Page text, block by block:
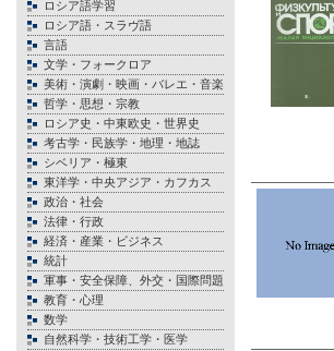
ロシア語学習
ロシア語・スラヴ語
言語
文学・フォークロア
美術・演劇・映画・バレエ・音楽
哲学・思想・宗教
ロシア史・中東欧史・世界史
考古学・民族学・地理・地誌
シベリア・極東
東洋学・中央アジア・カフカス
政治・社会
法律・行政
経済・産業・ビジネス
統計
軍事・安全保障、外交・国際問題
教育・心理
数学
自然科学・技術工学・医学